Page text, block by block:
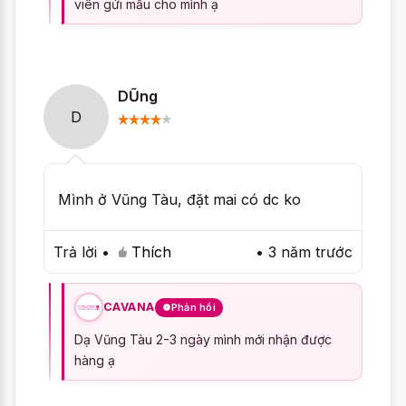
Ngâm đồ lót với xà phòng giặt không
đệm mong ở quần lót 1 cách cẩn
thận, chú ý giặc sạch các khu vực
tiếp xúc với vùng da nhiều mồ hôi.
Xả sạch lại tất cả những chất tẩy rửa.
Mang đồ lót lên phơi trên dây phơi nơi
Có những màu nào để
chọn ?
NgoàiÁo Ngực Cao Cấp Unok 091 Da
viên gửi mẫu cho mình ạ
D
DŨng
Mình ở Vũng Tàu, đặt mai có dc ko
Trả lời • Thích • 3 năm trước
CAVANA Phản hồi
Dạ Vũng Tàu 2-3 ngày mình mới nhận được
hàng ạ